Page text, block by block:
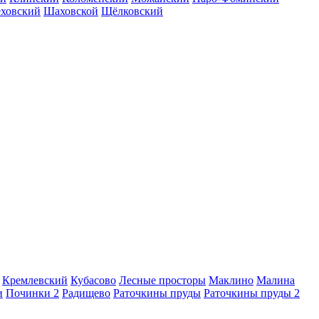
Шаховской Щёлковский
Кремлевский Кубасово Лесные просторы Маклино Малина
Починки 2 Радищево Раточкины пруды Раточкины пруды 2